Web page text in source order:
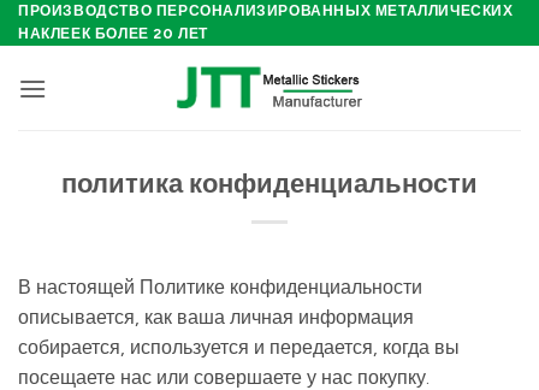
Skip
to
ПРОИЗВОДСТВО ПЕРСОНАЛИЗИРОВАННЫХ МЕТАЛЛИЧЕСКИХ
НАКЛЕЕК БОЛЕЕ 20 ЛЕТ
политика конфиденциальности
В настоящей Политике конфиденциальности
описывается, как ваша личная информация
собирается, используется и передается, когда вы
посещаете нас или совершаете у нас покупку.